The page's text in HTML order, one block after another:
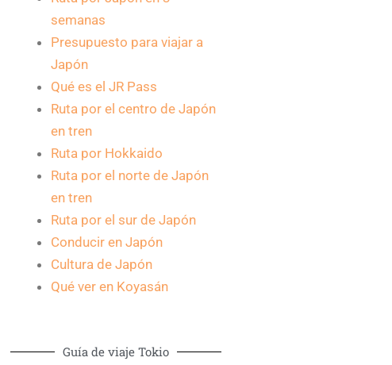
semanas
Presupuesto para viajar a
Japón
Qué es el JR Pass
Ruta por el centro de Japón
en tren
Ruta por Hokkaido
Ruta por el norte de Japón
en tren
Ruta por el sur de Japón
Conducir en Japón
Cultura de Japón
Qué ver en Koyasán
Guía de viaje Tokio